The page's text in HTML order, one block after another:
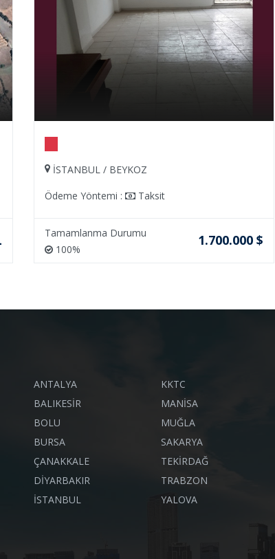
$
İSTANBUL / EYÜP
Ödeme Yöntemi :
Tamamlanma Durumu
ANTALYA
BALIKESİR
BOLU
BURSA
ÇANAKKALE
DİYARBAKIR
İSTANBUL
KKTC
MANİSA
MUĞLA
SAKARYA
TEKİRDAĞ
TRABZON
YALOVA